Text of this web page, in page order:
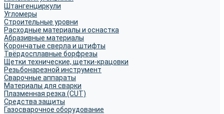
Штангенциркули
Угломеры
Строительные уровни
Расходные материалы и оснастка
Абразивные материалы
Корончатые сверла и штифты
Твёрдосплавные борфрезы
Щетки технические, щетки-крацовки
Резьбонарезной инструмент
Сварочные аппараты
Материалы для сварки
Плазменная резка (CUT)
Средства защиты
Газосварочное оборудование